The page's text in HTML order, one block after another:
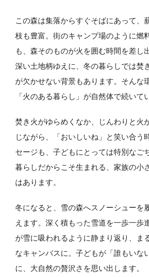
この森は集落からすぐそばにあって、
枝も豊富。街のキャンプ場のように燃
も、森そのものが火を囲む時間を差し
深い土地柄ゆえに、冬の暮らしでは焚
が欠かせない背景もあります。そんな
「火のある暮らし」が自然体で続いて
焚き火がゆらめくなか、じんわりと火
じながら、「おいしいね」と笑い合う
セージも、子どもにとっては特別なご
暮らしだからこそ生まれる、家族の小
はあります。
冬になると、雪の森へスノーシューを
えます。深く積もった雪道を一歩一歩
が雪に吸われるように静まり返り、ま
なキャンバスに。子どもが「誰もいな
に、大自然の贅沢さを思い出します。